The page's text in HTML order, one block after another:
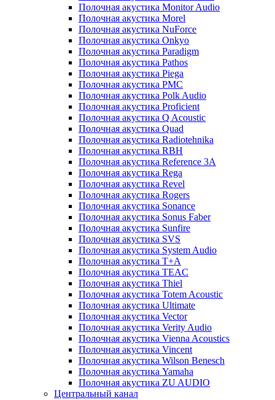
Полочная акустика Monitor Audio
Полочная акустика Morel
Полочная акустика NuForce
Полочная акустика Onkyo
Полочная акустика Paradigm
Полочная акустика Pathos
Полочная акустика Piega
Полочная акустика PMC
Полочная акустика Polk Audio
Полочная акустика Proficient
Полочная акустика Q Acoustic
Полочная акустика Quad
Полочная акустика Radiotehnika
Полочная акустика RBH
Полочная акустика Reference 3A
Полочная акустика Rega
Полочная акустика Revel
Полочная акустика Rogers
Полочная акустика Sonance
Полочная акустика Sonus Faber
Полочная акустика Sunfire
Полочная акустика SVS
Полочная акустика System Audio
Полочная акустика T+A
Полочная акустика TEAC
Полочная акустика Thiel
Полочная акустика Totem Acoustic
Полочная акустика Ultimate
Полочная акустика Vector
Полочная акустика Verity Audio
Полочная акустика Vienna Acoustics
Полочная акустика Vincent
Полочная акустика Wilson Benesch
Полочная акустика Yamaha
Полочная акустика ZU AUDIO
Центральный канал